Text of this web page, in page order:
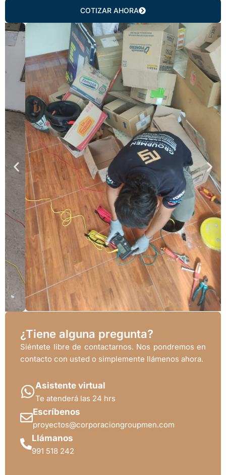
COTIZAR AHORA
¿Tiene alguna pregunta?
Siéntete libre de contactarnos. Nos pondremos en
contacto con usted o simplemente llámenos ahora.
Asistente virtual
Te atenderá las 24 hrs
Escríbenos
proyectos@corporaciongroupmen.com
Llámanos
991 518 242